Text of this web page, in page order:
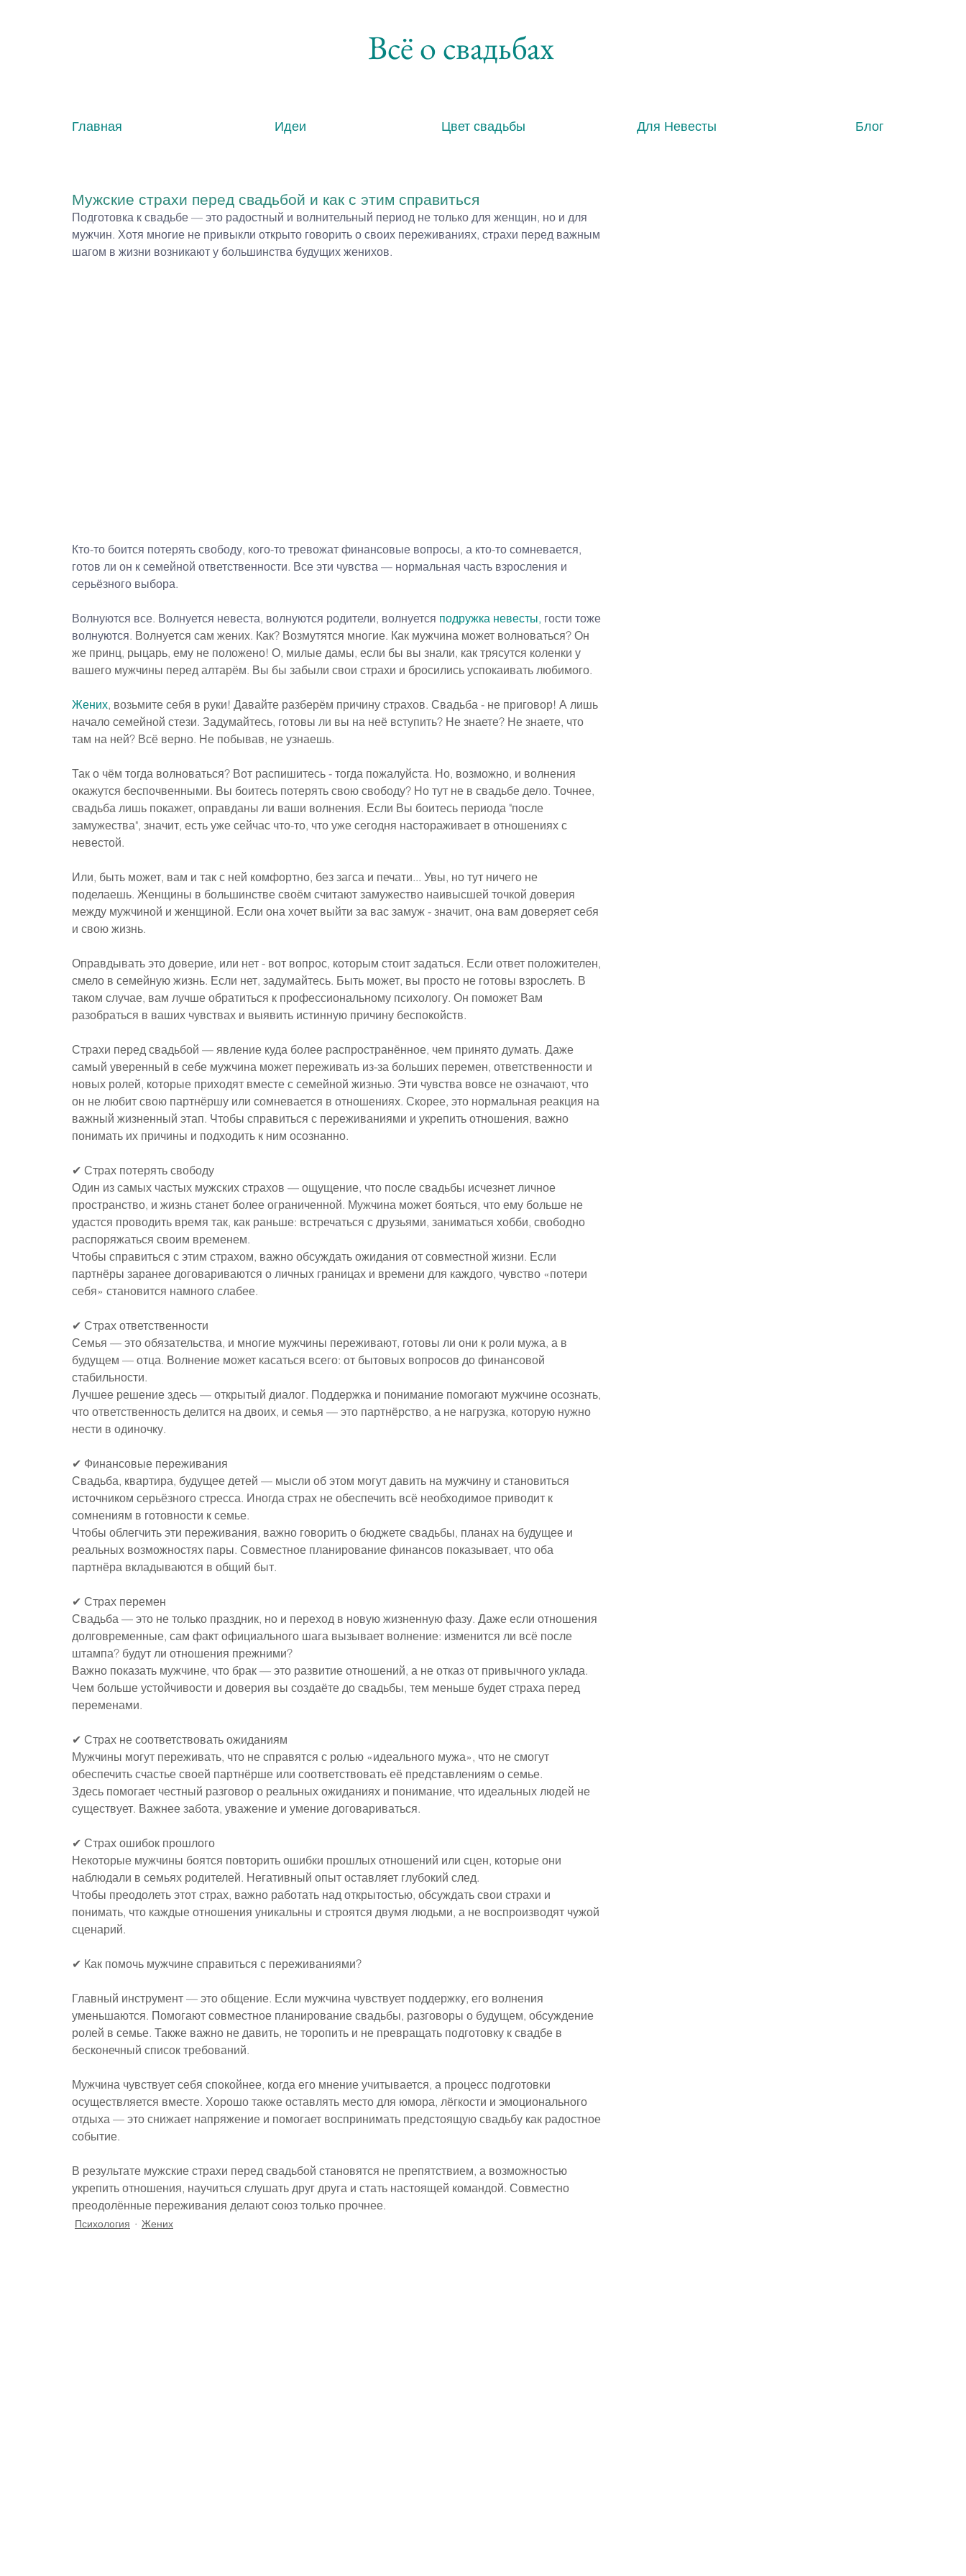
Всё о свадьбах
Главная Идеи Цвет свадьбы Для Невесты Блог
Мужские страхи перед свадьбой и как с этим справиться
Подготовка к свадьбе — это радостный и волнительный период не только для женщин, но и для
мужчин. Хотя многие не привыкли открыто говорить о своих переживаниях, страхи перед важным
шагом в жизни возникают у большинства будущих женихов.
Кто-то боится потерять свободу, кого-то тревожат финансовые вопросы, а кто-то сомневается,
готов ли он к семейной ответственности. Все эти чувства — нормальная часть взросления и
серьёзного выбора.
Волнуются все. Волнуется невеста, волнуются родители, волнуется подружка невесты, гости тоже
волнуются. Волнуется сам жених. Как? Возмутятся многие. Как мужчина может волноваться? Он
же принц, рыцарь, ему не положено! О, милые дамы, если бы вы знали, как трясутся коленки у
вашего мужчины перед алтарём. Вы бы забыли свои страхи и бросились успокаивать любимого.
Жених, возьмите себя в руки! Давайте разберём причину страхов. Свадьба - не приговор! А лишь
начало семейной стези. Задумайтесь, готовы ли вы на неё вступить? Не знаете? Не знаете, что
там на ней? Всё верно. Не побывав, не узнаешь.
Так о чём тогда волноваться? Вот распишитесь - тогда пожалуйста. Но, возможно, и волнения
окажутся беспочвенными. Вы боитесь потерять свою свободу? Но тут не в свадьбе дело. Точнее,
свадьба лишь покажет, оправданы ли ваши волнения. Если Вы боитесь периода "после
замужества", значит, есть уже сейчас что-то, что уже сегодня настораживает в отношениях с
невестой.
Или, быть может, вам и так с ней комфортно, без загса и печати... Увы, но тут ничего не
поделаешь. Женщины в большинстве своём считают замужество наивысшей точкой доверия
между мужчиной и женщиной. Если она хочет выйти за вас замуж - значит, она вам доверяет себя
и свою жизнь.
Оправдывать это доверие, или нет - вот вопрос, которым стоит задаться. Если ответ положителен,
смело в семейную жизнь. Если нет, задумайтесь. Быть может, вы просто не готовы взрослеть. В
таком случае, вам лучше обратиться к профессиональному психологу. Он поможет Вам
разобраться в ваших чувствах и выявить истинную причину беспокойств.
Страхи перед свадьбой — явление куда более распространённое, чем принято думать. Даже
самый уверенный в себе мужчина может переживать из-за больших перемен, ответственности и
новых ролей, которые приходят вместе с семейной жизнью. Эти чувства вовсе не означают, что
он не любит свою партнёршу или сомневается в отношениях. Скорее, это нормальная реакция на
важный жизненный этап. Чтобы справиться с переживаниями и укрепить отношения, важно
понимать их причины и подходить к ним осознанно.
✔ Страх потерять свободу
Один из самых частых мужских страхов — ощущение, что после свадьбы исчезнет личное
пространство, и жизнь станет более ограниченной. Мужчина может бояться, что ему больше не
удастся проводить время так, как раньше: встречаться с друзьями, заниматься хобби, свободно
распоряжаться своим временем.
Чтобы справиться с этим страхом, важно обсуждать ожидания от совместной жизни. Если
партнёры заранее договариваются о личных границах и времени для каждого, чувство «потери
себя» становится намного слабее.
✔ Страх ответственности
Семья — это обязательства, и многие мужчины переживают, готовы ли они к роли мужа, а в
будущем — отца. Волнение может касаться всего: от бытовых вопросов до финансовой
стабильности.
Лучшее решение здесь — открытый диалог. Поддержка и понимание помогают мужчине осознать,
что ответственность делится на двоих, и семья — это партнёрство, а не нагрузка, которую нужно
нести в одиночку.
✔ Финансовые переживания
Свадьба, квартира, будущее детей — мысли об этом могут давить на мужчину и становиться
источником серьёзного стресса. Иногда страх не обеспечить всё необходимое приводит к
сомнениям в готовности к семье.
Чтобы облегчить эти переживания, важно говорить о бюджете свадьбы, планах на будущее и
реальных возможностях пары. Совместное планирование финансов показывает, что оба
партнёра вкладываются в общий быт.
✔ Страх перемен
Свадьба — это не только праздник, но и переход в новую жизненную фазу. Даже если отношения
долговременные, сам факт официального шага вызывает волнение: изменится ли всё после
штампа? будут ли отношения прежними?
Важно показать мужчине, что брак — это развитие отношений, а не отказ от привычного уклада.
Чем больше устойчивости и доверия вы создаёте до свадьбы, тем меньше будет страха перед
переменами.
✔ Страх не соответствовать ожиданиям
Мужчины могут переживать, что не справятся с ролью «идеального мужа», что не смогут
обеспечить счастье своей партнёрше или соответствовать её представлениям о семье.
Здесь помогает честный разговор о реальных ожиданиях и понимание, что идеальных людей не
существует. Важнее забота, уважение и умение договариваться.
✔ Страх ошибок прошлого
Некоторые мужчины боятся повторить ошибки прошлых отношений или сцен, которые они
наблюдали в семьях родителей. Негативный опыт оставляет глубокий след.
Чтобы преодолеть этот страх, важно работать над открытостью, обсуждать свои страхи и
понимать, что каждые отношения уникальны и строятся двумя людьми, а не воспроизводят чужой
сценарий.
✔ Как помочь мужчине справиться с переживаниями?
Главный инструмент — это общение. Если мужчина чувствует поддержку, его волнения
уменьшаются. Помогают совместное планирование свадьбы, разговоры о будущем, обсуждение
ролей в семье. Также важно не давить, не торопить и не превращать подготовку к свадбе в
бесконечный список требований.
Мужчина чувствует себя спокойнее, когда его мнение учитывается, а процесс подготовки
осуществляется вместе. Хорошо также оставлять место для юмора, лёгкости и эмоционального
отдыха — это снижает напряжение и помогает воспринимать предстоящую свадьбу как радостное
событие.
В результате мужские страхи перед свадьбой становятся не препятствием, а возможностью
укрепить отношения, научиться слушать друг друга и стать настоящей командой. Совместно
преодолённые переживания делают союз только прочнее.
Психология Жених